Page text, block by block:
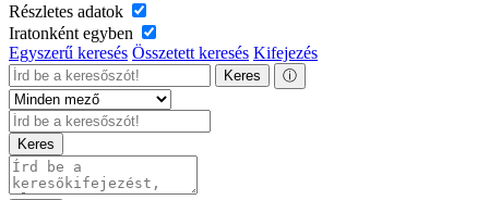
Részletes adatok
Iratonként egyben
Egyszerű keresés Összetett keresés Kifejezés
Keres ⓘ
Keres